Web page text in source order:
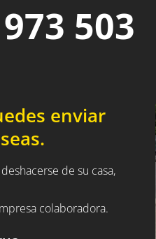
503
enviar
de su casa,
colaboradora.